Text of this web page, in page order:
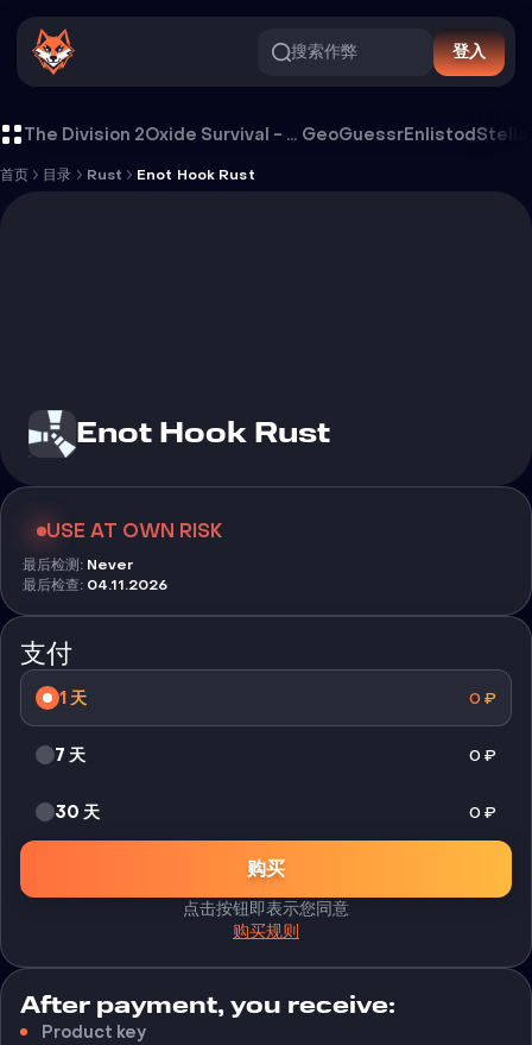
搜索作弊 登入
The Division 2 Oxide Survival - Rust Mobile GeoGuessrEnlistodStella
首页 目录 Rust Enot Hook Rust
Enot Hook Rust
USE AT OWN RISK
最后检测: Never
最后检查: 04.11.2026
支付
1 天 0₽
7 天 0₽
30 天 0₽
购买
点击按钮即表示您同意
购买规则
After payment, you receive:
Product key